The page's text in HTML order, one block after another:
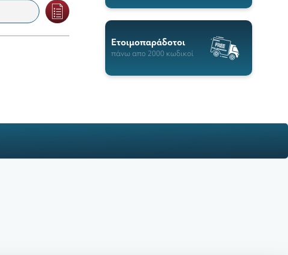
Ετοιμοπαράδοτοι
πάνω απο 2000 κωδικοί